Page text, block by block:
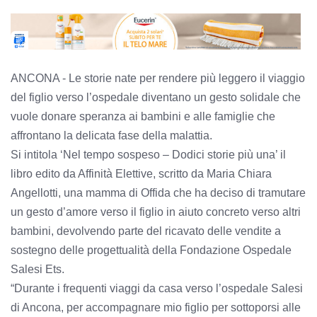
ANCONA - Le storie nate per rendere più leggero il viaggio
del figlio verso l’ospedale diventano un gesto solidale che
vuole donare speranza ai bambini e alle famiglie che
affrontano la delicata fase della malattia.
Si intitola ‘Nel tempo sospeso – Dodici storie più una’ il
libro edito da Affinità Elettive, scritto da Maria Chiara
Angellotti, una mamma di Offida che ha deciso di tramutare
un gesto d’amore verso il figlio in aiuto concreto verso altri
bambini, devolvendo parte del ricavato delle vendite a
sostegno delle progettualità della Fondazione Ospedale
Salesi Ets.
“Durante i frequenti viaggi da casa verso l’ospedale Salesi
di Ancona, per accompagnare mio figlio per sottoporsi alle